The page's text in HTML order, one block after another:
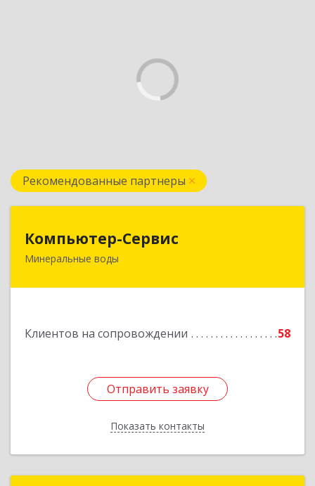
Рекомендованные партнеры
Компьютер-Сервис
Минеральные воды
Клиентов на сопровождении 58
Отправить заявку
Показать контакты
357202, Ставропольский край, Минеральные
Отправить заявку
Назад